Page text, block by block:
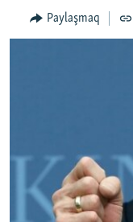
qaytmaq
Qıdıruvğa
CEMİYET
BLOGLAR
FİKİR
Paylaşmaq